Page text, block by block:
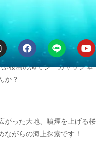
桜島
桜島の海でシーカヤック体
か？
がった大地、噴煙を上げる桜
ながらの海上探索です！